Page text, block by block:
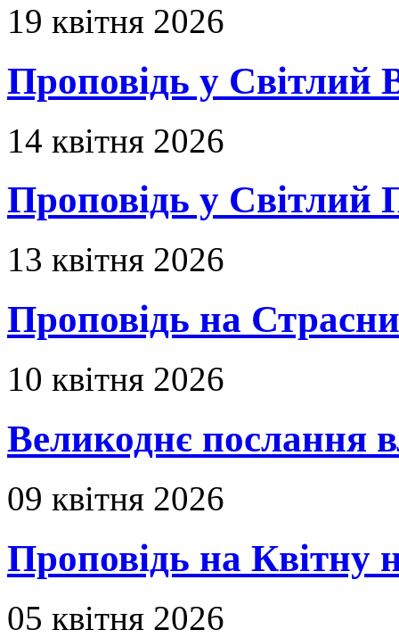
19 квітня 2026
Проповідь у Світлий
14 квітня 2026
Проповідь у Світлий
13 квітня 2026
Проповідь на
10 квітня 2026
Великоднє послання
09 квітня 2026
Проповідь на Квітну
05 квітня 2026